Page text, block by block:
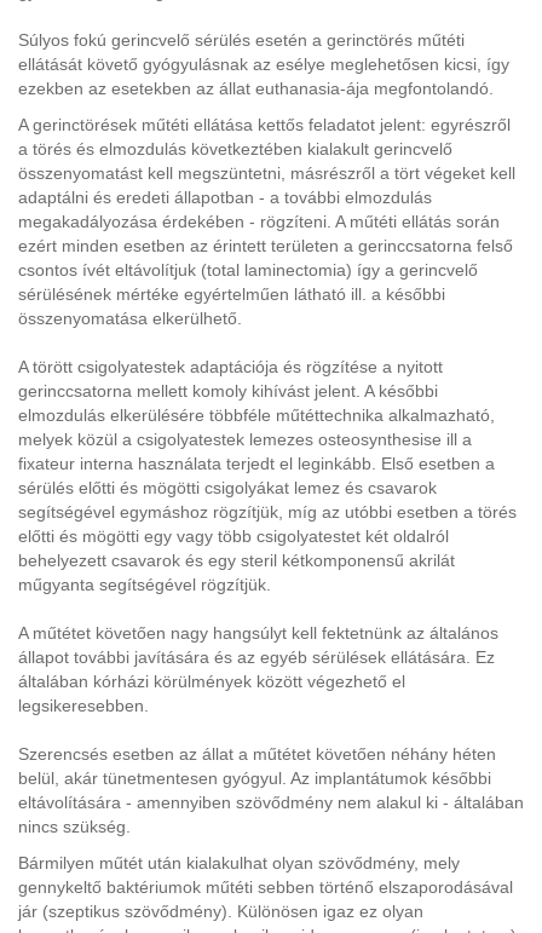
Súlyos fokú gerincvelő sérülés esetén a gerinctörés műtéti
ellátását követő gyógyulásnak az esélye meglehetősen kicsi, így
ezekben az esetekben az állat euthanasia-ája megfontolandó.
A gerinctörések műtéti ellátása kettős feladatot jelent: egyrészről
a törés és elmozdulás következtében kialakult gerincvelő
összenyomatást kell megszüntetni, másrészről a tört végeket kell
adaptálni és eredeti állapotban - a további elmozdulás
megakadályozása érdekében - rögzíteni. A műtéti ellátás során
ezért minden esetben az érintett területen a gerinccsatorna felső
csontos ívét eltávolítjuk (total laminectomia) így a gerincvelő
sérülésének mértéke egyértelműen látható ill. a későbbi
összenyomatása elkerülhető.
A törött csigolyatestek adaptációja és rögzítése a nyitott
gerinccsatorna mellett komoly kihívást jelent. A későbbi
elmozdulás elkerülésére többféle műtéttechnika alkalmazható,
melyek közül a csigolyatestek lemezes osteosynthesise ill a
fixateur interna használata terjedt el leginkább. Első esetben a
sérülés előtti és mögötti csigolyákat lemez és csavarok
segítségével egymáshoz rögzítjük, míg az utóbbi esetben a törés
előtti és mögötti egy vagy több csigolyatestet két oldalról
behelyezett csavarok és egy steril kétkomponensű akrilát
műgyanta segítségével rögzítjük.
A műtétet követően nagy hangsúlyt kell fektetnünk az általános
állapot további javítására és az egyéb sérülések ellátására. Ez
általában kórházi körülmények között végezhető el
legsikeresebben.
Szerencsés esetben az állat a műtétet követően néhány héten
belül, akár tünetmentesen gyógyul. Az implantátumok későbbi
eltávolítására - amennyiben szövődmény nem alakul ki - általában
nincs szükség.
Bármilyen műtét után kialakulhat olyan szövődmény, mely
gennykeltő baktériumok műtéti sebben történő elszaporodásával
jár (szeptikus szövődmény). Különösen igaz ez olyan